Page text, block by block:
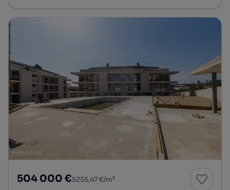
504 000 €5255,47 €/m²